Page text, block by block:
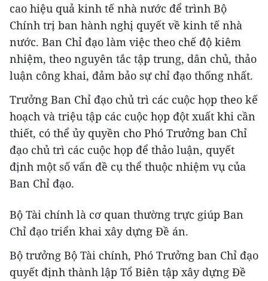
cao hiệu quả kinh tế nhà nước để trình Bộ
Chính trị ban hành nghị quyết về kinh tế nhà
nước. Ban Chỉ đạo làm việc theo chế độ kiêm
nhiệm, theo nguyên tắc tập trung, dân chủ, thảo
luận công khai, đảm bảo sự chỉ đạo thống nhất.
Trưởng Ban Chỉ đạo chủ trì các cuộc họp theo kế
hoạch và triệu tập các cuộc họp đột xuất khi cần
thiết, có thể ủy quyền cho Phó Trưởng ban Chỉ
đạo chủ trì các cuộc họp để thảo luận, quyết
định một số vấn đề cụ thể thuộc nhiệm vụ của
Ban Chỉ đạo.
Bộ Tài chính là cơ quan thường trực giúp Ban
Chỉ đạo triển khai xây dựng Đề án.
Bộ trưởng Bộ Tài chính, Phó Trưởng ban Chỉ đạo
quyết định thành lập Tổ Biên tập xây dựng Đề